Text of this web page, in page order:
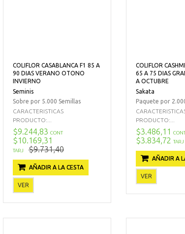
COLIFLOR CASABLANCA F1 85 A
90 DIAS VERANO OTONO
INVIERNO
Seminis
Sobre por 5.000 Semillas
CARACTERISTICAS
PRODUCTO:...
$9.244,83 CONT
$10.169,31
TARJ $9.731,40
AÑADIR A LA CESTA
VER
COLIFLOR
65 A 75 DIAS
A OCTUBRE
Sakata
Paquete por
PRODUCTO:...
$3.486,11
$3.834,72 TARJ
AÑADIR A
VER